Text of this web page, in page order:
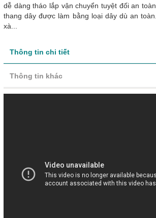
dễ dàng tháo lắp vận chuyển tuyệt đối an
thang dây được làm bằng loại dây dù an
xà...
Thông tin chi tiết
Thông tin khác